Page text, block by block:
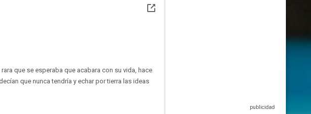
que se esperaba que acabara con su vida, hace
que nunca tendría y echar por tierra las ideas